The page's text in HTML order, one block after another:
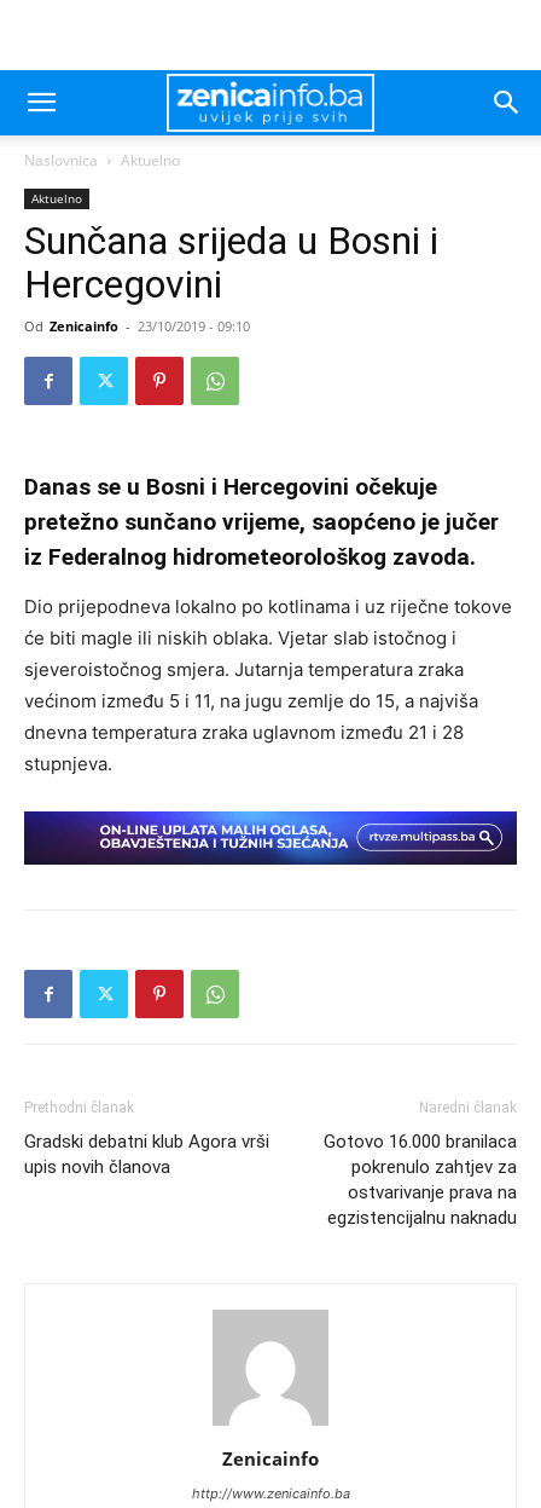
Naslovnica Aktuelno
Aktuelno
Sunčana srijeda u Bosni i
Hercegovini
Od Zenicainfo - 23/10/2019 - 09:10
Danas se u Bosni i Hercegovini očekuje
pretežno sunčano vrijeme, saopćeno je jučer
iz Federalnog hidrometeorološkog zavoda.
Dio prijepodneva lokalno po kotlinama i uz riječne tokove
će biti magle ili niskih oblaka. Vjetar slab istočnog i
sjeveroistočnog smjera. Jutarnja temperatura zraka
većinom između 5 i 11, na jugu zemlje do 15, a najviša
dnevna temperatura zraka uglavnom između 21 i 28
stupnjeva.
Prethodni članak
Gradski debatni klub Agora vrši
upis novih članova
Naredni članak
Gotovo 16.000 branilaca
pokrenulo zahtjev za
ostvarivanje prava na
egzistencijalnu naknadu
Zenicainfo
http://www.zenicainfo.ba